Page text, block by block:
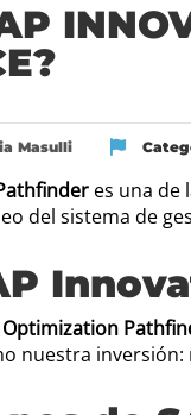
Masulli
es una de
del sistema de
nuestra